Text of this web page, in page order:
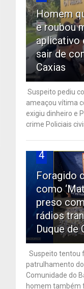
Homem
e roubou
aplicativo
sair de
Caxias
Suspeito pediu
ameaçou vítima
exigiu dinheiro e
crime Policiais civis
4
Foragido
como
preso
rádios
Duque de
Suspeito tentou
patrulhamento do
Comunidade do
homem também